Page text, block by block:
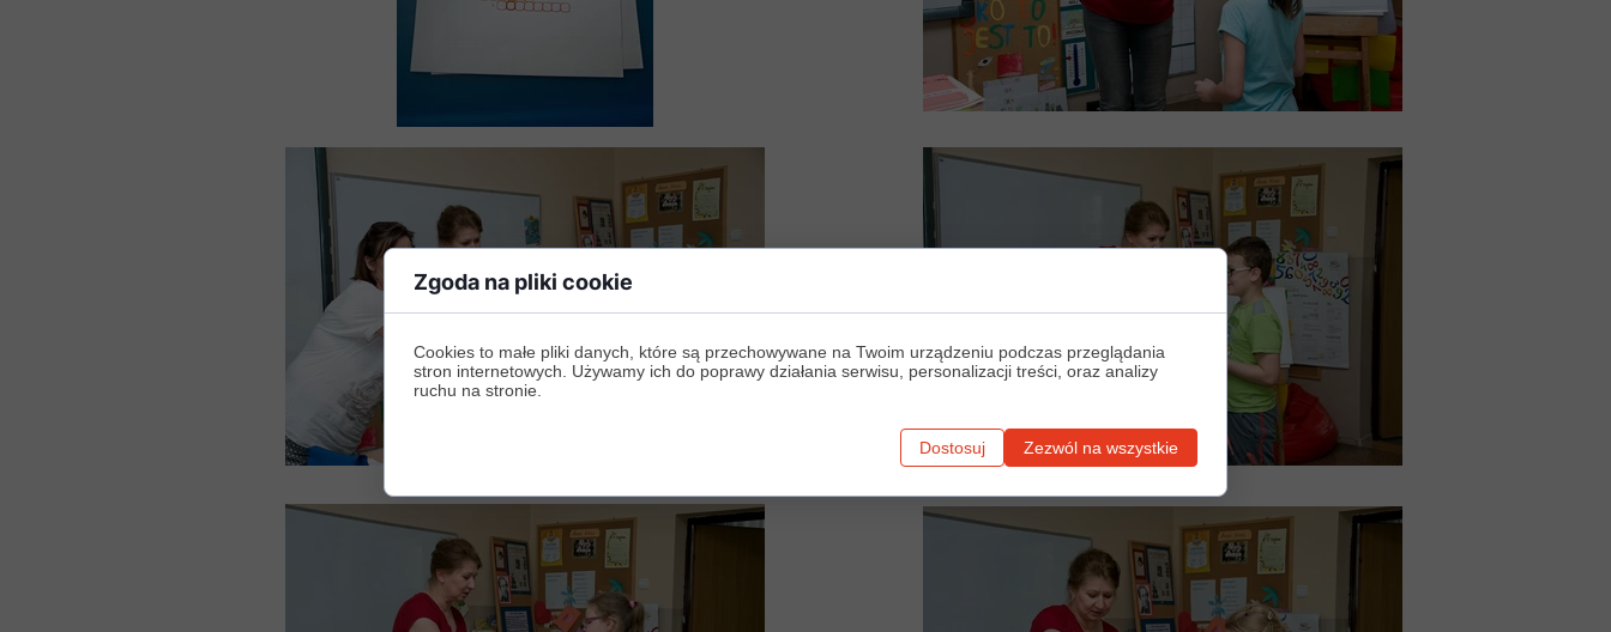
Zgoda na pliki cookie
Cookies to małe pliki danych, które są przechowywane na Twoim urządzeniu podczas przeglądania
stron internetowych. Używamy ich do poprawy działania serwisu, personalizacji treści, oraz analizy
ruchu na stronie.
Dostosuj Zezwól na wszystkie